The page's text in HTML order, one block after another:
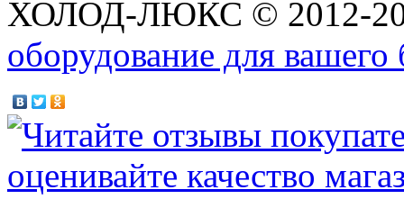
ХОЛОД-ЛЮКС © 2012-
оборудование для вашего